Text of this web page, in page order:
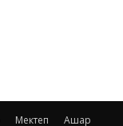
Мектеп Ашар